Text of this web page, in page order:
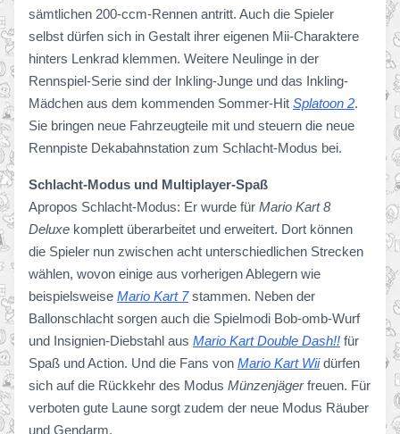
sämtlichen 200-ccm-Rennen antritt. Auch die Spieler
selbst dürfen sich in Gestalt ihrer eigenen Mii-Charaktere
hinters Lenkrad klemmen. Weitere Neulinge in der
Rennspiel-Serie sind der Inkling-Junge und das Inkling-
Mädchen aus dem kommenden Sommer-Hit Splatoon 2.
Sie bringen neue Fahrzeugteile mit und steuern die neue
Rennpiste Dekabahnstation zum Schlacht-Modus bei.
Schlacht-Modus und Multiplayer-Spaß
Apropos Schlacht-Modus: Er wurde für Mario Kart 8
Deluxe komplett überarbeitet und erweitert. Dort können
die Spieler nun zwischen acht unterschiedlichen Strecken
wählen, wovon einige aus vorherigen Ablegern wie
beispielsweise Mario Kart 7stammen. Neben der
Ballonschlacht sorgen auch die Spielmodi Bob-omb-Wurf
und Insignien-Diebstahl aus Mario Kart Double Dash!! für
Spaß und Action. Und die Fans von Mario Kart Wiidürfen
sich auf die Rückkehr des Modus Münzenjägerfreuen. Für
verboten gute Laune sorgt zudem der neue Modus Räuber
und Gendarm.